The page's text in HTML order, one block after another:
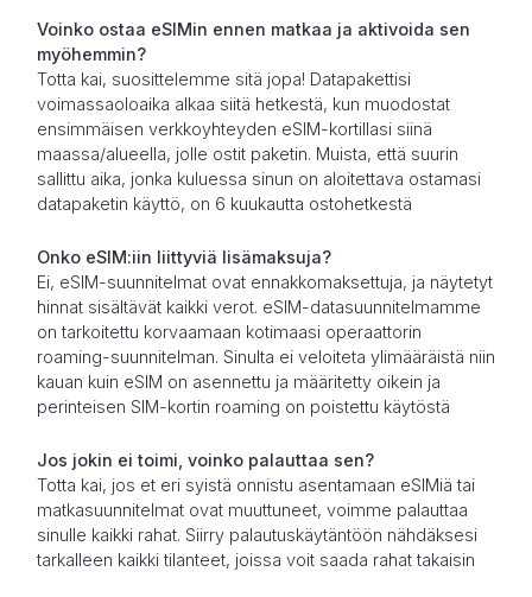
Voinko ostaa eSIMin ennen matkaa ja aktivoida sen
myöhemmin?
Totta kai, suosittelemme sitä jopa! Datapakettisi
voimassaoloaika alkaa siitä hetkestä, kun muodostat
ensimmäisen verkkoyhteyden eSIM-kortillasi siinä
maassa/alueella, jolle ostit paketin. Muista, että suurin
sallittu aika, jonka kuluessa sinun on aloitettava ostamasi
datapaketin käyttö, on 6 kuukautta ostohetkestä
Onko eSIM:iin liittyviä lisämaksuja?
Ei, eSIM-suunnitelmat ovat ennakkomaksettuja, ja näytetyt
hinnat sisältävät kaikki verot. eSIM-datasuunnitelmamme
on tarkoitettu korvaamaan kotimaasi operaattorin
roaming-suunnitelman. Sinulta ei veloiteta ylimääräistä niin
kauan kuin eSIM on asennettu ja määritetty oikein ja
perinteisen SIM-kortin roaming on poistettu käytöstä
Jos jokin ei toimi, voinko palauttaa sen?
Totta kai, jos et eri syistä onnistu asentamaan eSIMiä tai
matkasuunnitelmat ovat muuttuneet, voimme palauttaa
sinulle kaikki rahat. Siirry palautuskäytäntöön nähdäksesi
tarkalleen kaikki tilanteet, joissa voit saada rahat takaisin